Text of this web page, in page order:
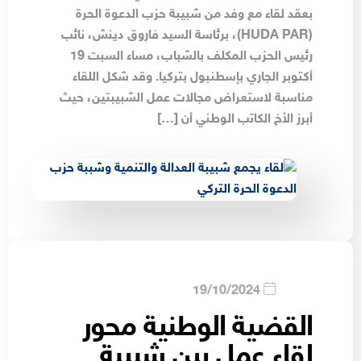
بعقد لقاء مع وفد من شبيبة حزب الدعوة الحرة
(HUDA PAR)، برئاسة السيد فاروق دينش، نائب
رئيس الحزب المكلف بالشباب، مساء السبت 19
أكتوبر الجاري بإسطنبول بتركيا. وقد شكل اللقاء
مناسبة لاستعراض مجالات عمل الشبيبتين، حيث
أبرز الأخ الكاتب الوطني أن […]
19/10/2024
القضية الوطنية محور